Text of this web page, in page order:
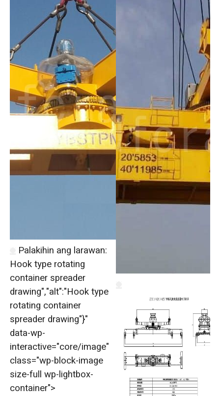
Palakihin ang larawan:
Hook type rotating
container spreader
drawing","alt":"Hook type
rotating container
spreader drawing"}"
data-wp-
interactive="core/image"
class="wp-block-image
size-full wp-lightbox-
container">